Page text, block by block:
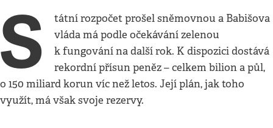
S
tátní rozpočet prošel sněmovnou a Babišova
vláda má podle očekávání zelenou
k fungování na další rok. K dispozici dostává
rekordní přísun peněz – celkem bilion a půl,
o 150 miliard korun víc než letos. Její plán, jak toho
využít, má však svoje rezervy.